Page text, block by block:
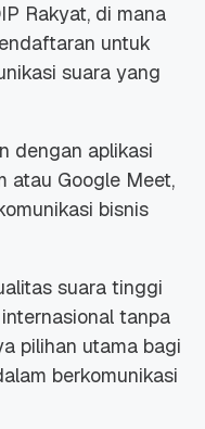
Rakyat, di mana
untuk
suara yang
dengan aplikasi
atau Google Meet,
bisnis
suara tinggi
tanpa
pilihan utama bagi
berkomunikasi